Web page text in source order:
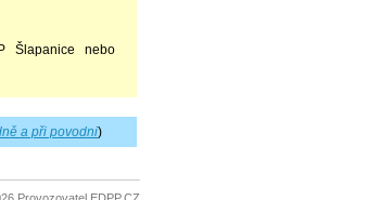
Šlapanice nebo
a při povodni)